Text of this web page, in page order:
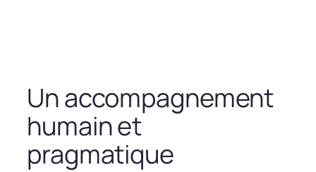
Un accompagnement
humain et
pragmatique